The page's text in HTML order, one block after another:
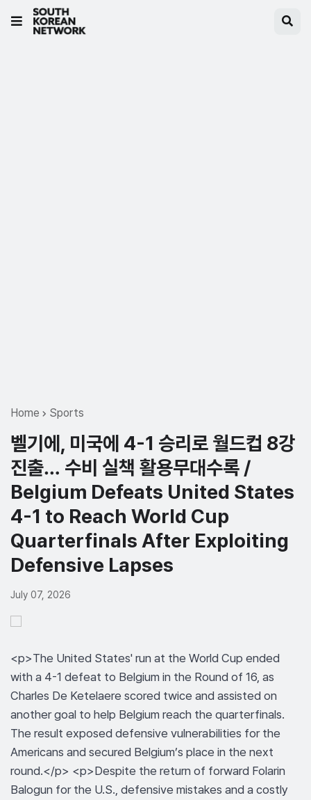
Home Sports
벨기에, 미국에 4-1 승리로 월드컵 8강
진출… 수비 실책 활용무대수록 /
Belgium Defeats United States
4-1 to Reach World Cup
Quarterfinals After Exploiting
Defensive Lapses
July 07, 2026
<p>The United States' run at the World Cup ended
with a 4-1 defeat to Belgium in the Round of 16, as
Charles De Ketelaere scored twice and assisted on
another goal to help Belgium reach the quarterfinals.
The result exposed defensive vulnerabilities for the
Americans and secured Belgium’s place in the next
round.</p> <p>Despite the return of forward Folarin
Balogun for the U.S., defensive mistakes and a costly